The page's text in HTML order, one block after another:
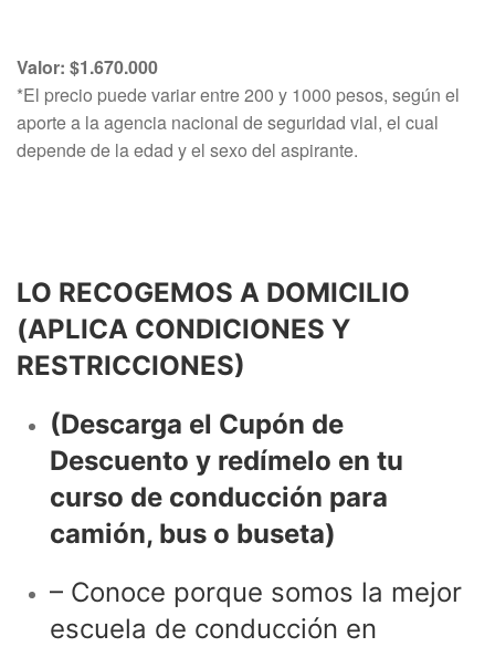
Valor: $1.670.000
*El precio puede variar entre 200 y 1000 pesos, según el
aporte a la agencia nacional de seguridad vial, el cual
depende de la edad y el sexo del aspirante.
LO RECOGEMOS A DOMICILIO
(APLICA CONDICIONES Y
RESTRICCIONES)
(Descarga el Cupón de
Descuento y redímelo en tu
curso de conducción para
camión, bus o buseta)
– Conoce porque somos la mejor
escuela de conducción en